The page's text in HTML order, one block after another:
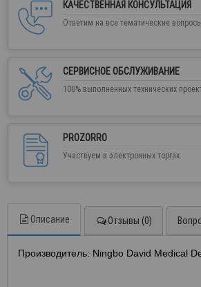
КАЧЕСТВЕННАЯ КОНСУЛЬТАЦИЯ
Ответим на все тематические
СЕРВИСНОЕ ОБСЛУЖИВАНИЕ
100% выполненных технических
PROZORRO
Участвуем в электронных торгах.
Описание Отзывы (0)
Производитель: Ningbo David Medical